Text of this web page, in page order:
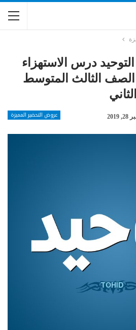
درس الاستهزاء
الثالث المتوسط
عروض التحضير المميزة